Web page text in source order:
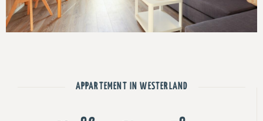
APPARTEMENT IN WESTERLAND